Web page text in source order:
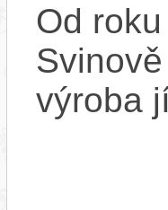
Od
výroba